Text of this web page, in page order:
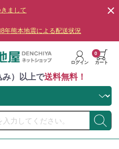
まして
8年熊本地震による配送状況
ログイン カート
0
み）以上で送料無料！